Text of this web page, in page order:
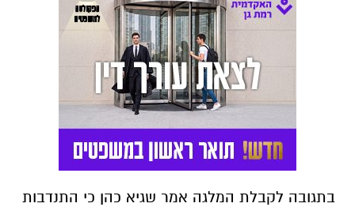
בתגובה לקבלת המלגה אמר שגיא כהן כי התנדבות